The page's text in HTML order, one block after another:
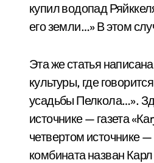
купил водопад
его земли…» В этом
Эта же статья
культуры, где
усадьбы Пелкола…».
источнике — газета
четвертом источнике
комбината назван